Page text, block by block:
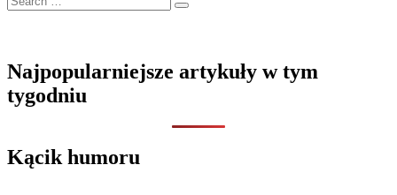
…
Najpopularniejsze artykuły w tym
tygodniu
Kącik humoru